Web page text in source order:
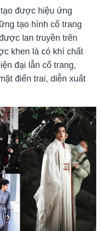
được hiệu ứng
tạo hình cổ trang
lan truyền trên
khen là có khí chất
đại lẫn cổ trang,
điển trai, diễn xuất